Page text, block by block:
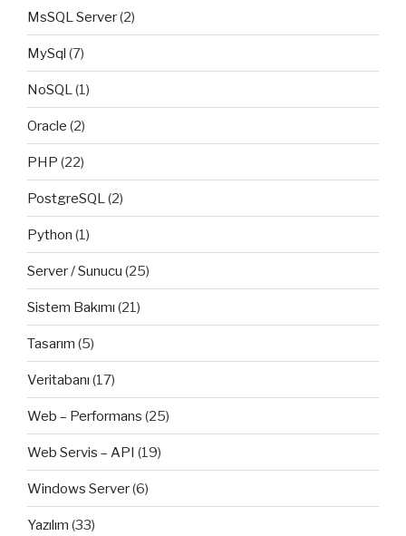
MsSQL Server(2)
MySql (7)
NoSQL(1)
Oracle (2)
PHP (22)
PostgreSQL(2)
Python (1)
Server / Sunucu (25)
Sistem Bakımı (21)
Tasarım (5)
Veritabanı (17)
Web – Performans (25)
Web Servis – API (19)
Windows Server(6)
Yazılım (33)